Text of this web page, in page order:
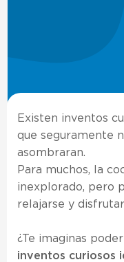
Existen inventos
que seguramente
asombraran.
Para muchos, la
inexplorado, pero
relajarse y
¿Te imaginas
inventos curiosos